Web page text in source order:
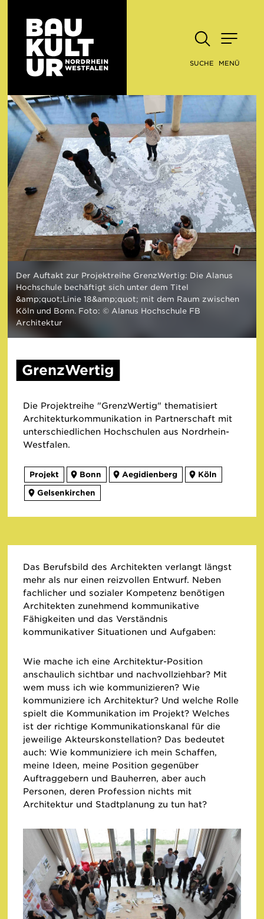
SUCHE MENÜ
Der Auftakt zur Projektreihe GrenzWertig: Die Alanus
Hochschule bechäftigt sich unter dem Titel
&amp;quot;Linie 18&amp;quot; mit dem Raum zwischen
Köln und Bonn. Foto: © Alanus Hochschule FB
Architektur
GrenzWertig
Die Projektreihe "GrenzWertig" thematisiert
Architekturkommunikation in Partnerschaft mit
unterschiedlichen Hochschulen aus Nordrhein-
Westfalen.
Projekt Bonn Aegidienberg Köln
Gelsenkirchen
Das Berufsbild des Architekten verlangt längst
mehr als nur einen reizvollen Entwurf. Neben
fachlicher und sozialer Kompetenz benötigen
Architekten zunehmend kommunikative
Fähigkeiten und das Verständnis
kommunikativer Situationen und Aufgaben:
Wie mache ich eine Architektur-Position
anschaulich sichtbar und nachvollziehbar? Mit
wem muss ich wie kommunizieren? Wie
kommuniziere ich Architektur? Und welche Rolle
spielt die Kommunikation im Projekt? Welches
ist der richtige Kommunikationskanal für die
jeweilige Akteurskonstellation? Das bedeutet
auch: Wie kommuniziere ich mein Schaffen,
meine Ideen, meine Position gegenüber
Auftraggebern und Bauherren, aber auch
Personen, deren Profession nichts mit
Architektur und Stadtplanung zu tun hat?